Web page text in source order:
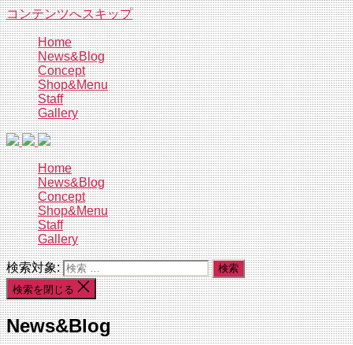
コンテンツへスキップ
Home
News&Blog
Concept
Shop&Menu
Staff
Gallery
Home
News&Blog
Concept
Shop&Menu
Staff
Gallery
検索対象:
検索を閉じる
News&Blog